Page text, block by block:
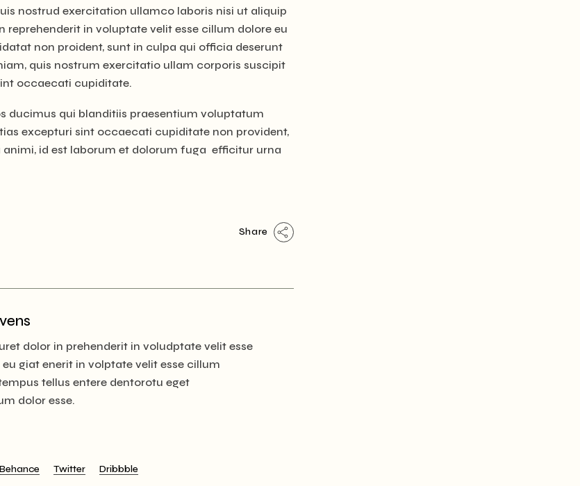
nostrud exercitation ullamco laboris nisi ut aliquip
in voluptate velit esse cillum dolore eu
non proident, sunt in culpa qui officia deserunt
quis nostrum exercitatio ullam corporis suscipit
occaecati cupiditate.
ducimus qui blanditiis praesentium voluptatum
excepturi sint occaecati cupiditate non provident,
id est laborum et dolorum fuga efficitur urna
Share
dolor in prehenderit in voludptate velit esse
giat enerit in volptate velit esse cillum
tellus entere dentorotu eget
dolor esse.
Behance Twitter Dribbble